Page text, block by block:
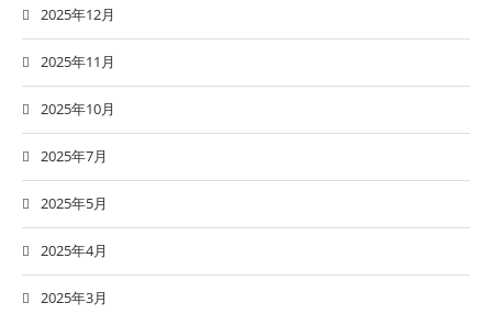
2025年12月
2025年11月
2025年10月
2025年7月
2025年5月
2025年4月
2025年3月